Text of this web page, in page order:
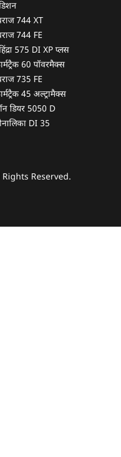
744 XT
744 FE
575 DI XP प्लस
60 पॉवरमैक्स
735 FE
45 अल्ट्रामैक्स
डियर 5050 D
DI 35
Reserved.